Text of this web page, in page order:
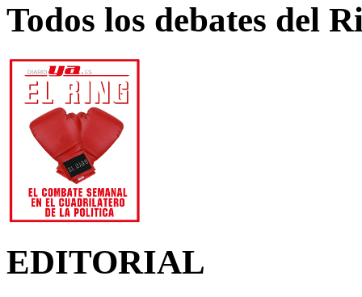
Todos los debates del
EDITORIAL